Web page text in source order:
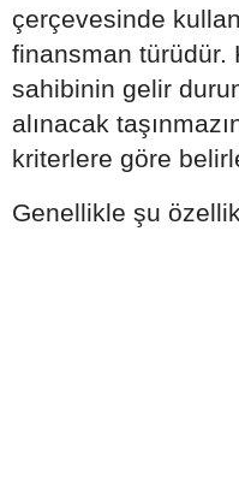
çerçevesinde
finansman türüdür.
sahibinin gelir
alınacak
kriterlere göre
Genellikle şu